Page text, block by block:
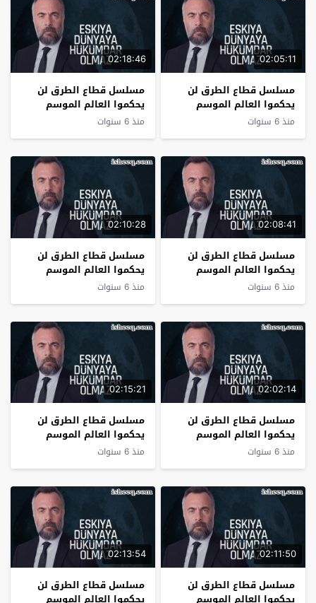
02:05:11
مسلسل قطاع الطرق لن
يحكموا العالم الموسم
الرابع الحلقة 12
منذ 6 سنوات
02:18:46
مسلسل قطاع الطرق لن
يحكموا العالم الموسم
الرابع الحلقة 11
منذ 6 سنوات
02:08:41
مسلسل قطاع الطرق لن
يحكموا العالم الموسم
الرابع الحلقة 10
منذ 6 سنوات
02:10:28
مسلسل قطاع الطرق لن
يحكموا العالم الموسم
الرابع الحلقة 9
منذ 6 سنوات
02:02:14
مسلسل قطاع الطرق لن
يحكموا العالم الموسم
الرابع الحلقة 8
منذ 6 سنوات
02:15:21
مسلسل قطاع الطرق لن
يحكموا العالم الموسم
الرابع الحلقة 7
منذ 6 سنوات
02:11:50
مسلسل قطاع الطرق لن
يحكموا العالم الموسم
02:13:54
مسلسل قطاع الطرق لن
يحكموا العالم الموسم